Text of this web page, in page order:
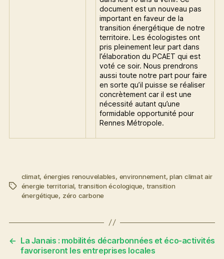
document est un nouveau pas
important en faveur de la
transition énergétique de notre
territoire. Les écologistes ont
pris pleinement leur part dans
l’élaboration du PCAET qui est
voté ce soir. Nous prendrons
aussi toute notre part pour faire
en sorte qu’il puisse se réaliser
concrètement car il est une
nécessité autant qu’une
formidable opportunité pour
Rennes Métropole.
Étiquettes
climat, énergies renouvelables, environnement,plan climat air
énergie territorial, transition écologique, transition
énergétique, zéro carbone
← La Janais : mobilités décarbonnées et éco-activités
favoriseront les entreprises locales